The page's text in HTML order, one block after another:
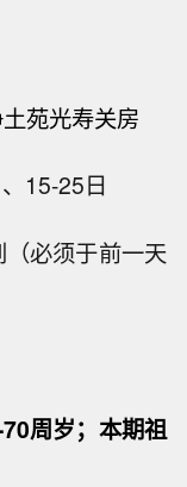
苑光寿关房
15-25日
必须于前一天
周岁；本期祖